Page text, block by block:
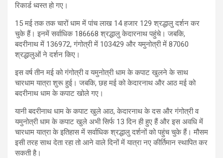
रिकार्ड ध्वस्त हो गए।
15 मई तक तक चारों धाम में पांच लाख 14 हजार 129 श्रद्धालु दर्शन कर
चुके हैं। इनमें सर्वाधिक 186668 श्रद्धालु केदारनाथ पहुंचे। जबकि,
बदरीनाथ में 136972, गंगोत्री में 103429 और यमुनोत्री में 87060
श्रद्धालुओं ने दर्शन किए।
इस वर्ष तीन मई को गंगोत्री व यमुनोत्री धाम के कपाट खुलने के साथ
चारधाम यात्रा शुरू हुई। जबकि, छह मई को केदारनाथ और आठ मई को
बदरीनाथ धाम के कपाट खोले गए।
यानी बदरीनाथ धाम के कपाट खुले आठ, केदारनाथ के दस और गंगोत्री व
यमुनोत्री धाम के कपाट खुले अभी सिर्फ 13 दिन ही हुए हैं और इस अवधि में
चारधाम यात्रा के इतिहास में सर्वाधिक श्रद्धालु दर्शनों को पहुंच चुके हैं। मौसम
इसी तरह साथ देता रहा तो आने वाले दिनों में यात्रा नए कीर्तिमान स्थापित कर
सकती है।